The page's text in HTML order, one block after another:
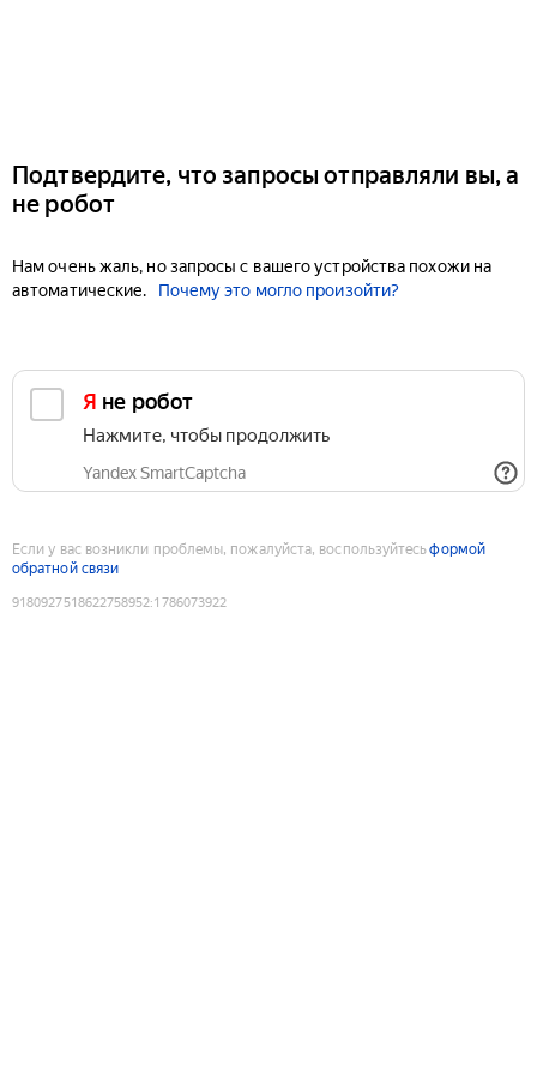
Подтвердите, что запросы отправляли вы, а
не робот
Нам очень жаль, но запросы с вашего устройства похожи на
автоматические.
Почему это могло произойти?
Я не робот
Нажмите, чтобы продолжить
Yandex SmartCaptcha
Если у вас возникли проблемы, пожалуйста, воспользуйтесьформой
обратной связи
9180927518622758952:1786073922